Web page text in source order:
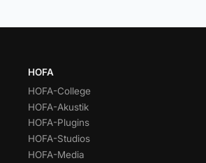
HOFA
HOFA-College
HOFA-Akustik
HOFA-Plugins
HOFA-Studios
HOFA-Media